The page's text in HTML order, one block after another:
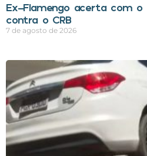
Ex-Flamengo acerta com o
contra o CRB
7 de agosto de 2026